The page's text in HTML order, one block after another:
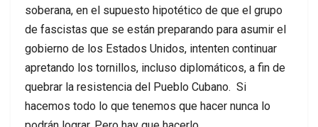
soberana, en el supuesto hipotético de que el grupo
de fascistas que se están preparando para asumir el
gobierno de los Estados Unidos, intenten continuar
apretando los tornillos, incluso diplomáticos, a fin de
quebrar la resistencia del Pueblo Cubano. Si
hacemos todo lo que tenemos que hacer nunca lo